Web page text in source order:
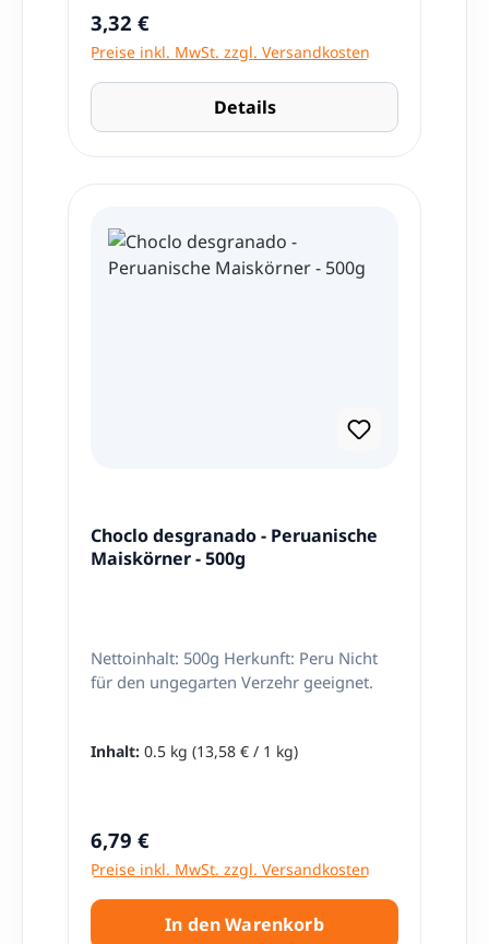
Regulärer Preis:
3,32 €
Preise inkl. MwSt. zzgl. Versandkosten
Details
Choclo desgranado - Peruanische
Maiskörner - 500g
Nettoinhalt: 500g Herkunft: Peru Nicht
für den ungegarten Verzehr geeignet.
Inhalt: 0.5 kg (13,58 € / 1 kg)
Regulärer Preis:
6,79 €
Preise inkl. MwSt. zzgl. Versandkosten
In den Warenkorb